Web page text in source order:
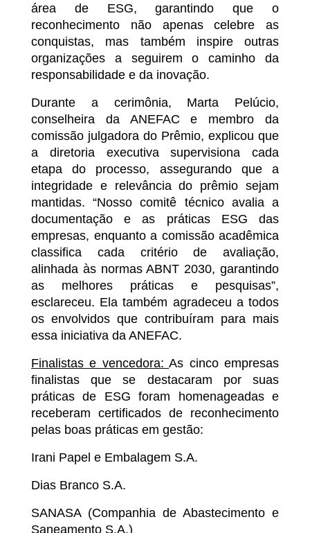
área de ESG, garantindo que o
reconhecimento não apenas celebre as
conquistas, mas também inspire outras
organizações a seguirem o caminho da
responsabilidade e da inovação.
Durante a cerimônia, Marta Pelúcio,
conselheira da ANEFAC e membro da
comissão julgadora do Prêmio, explicou que
a diretoria executiva supervisiona cada
etapa do processo, assegurando que a
integridade e relevância do prêmio sejam
mantidas. “Nosso comitê técnico avalia a
documentação e as práticas ESG das
empresas, enquanto a comissão acadêmica
classifica cada critério de avaliação,
alinhada às normas ABNT 2030, garantindo
as melhores práticas e pesquisas”,
esclareceu. Ela também agradeceu a todos
os envolvidos que contribuíram para mais
essa iniciativa da ANEFAC.
Finalistas e vencedora:As cinco empresas
finalistas que se destacaram por suas
práticas de ESG foram homenageadas e
receberam certificados de reconhecimento
pelas boas práticas em gestão:
Irani Papel e Embalagem S.A.
Dias Branco S.A.
SANASA (Companhia de Abastecimento e
Saneamento S.A.)